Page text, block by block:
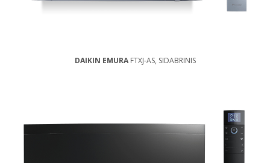
DAIKIN EMURAFTXJ-AS, SIDABRINIS